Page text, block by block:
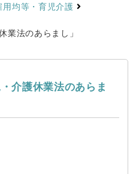
用均等・育児介護
業法のあらまし」
介護休業法のあらま